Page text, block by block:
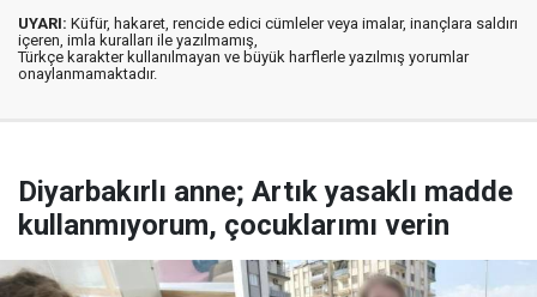
UYARI: Küfür, hakaret, rencide edici cümleler veya imalar, inançlara saldırı
içeren, imla kuralları ile yazılmamış,
Türkçe karakter kullanılmayan ve büyük harflerle yazılmış yorumlar
onaylanmamaktadır.
Diyarbakırlı anne; Artık yasaklı madde
kullanmıyorum, çocuklarımı verin